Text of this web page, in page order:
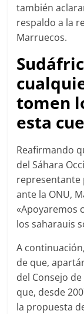
también
respaldo a la
Marruecos.
tomen
esta
Reafirmando
del Sáhara
representante
ante la ONU,
«Apoyaremos
los saharauis
A
de que,
del Consejo
que, desde
la propuesta